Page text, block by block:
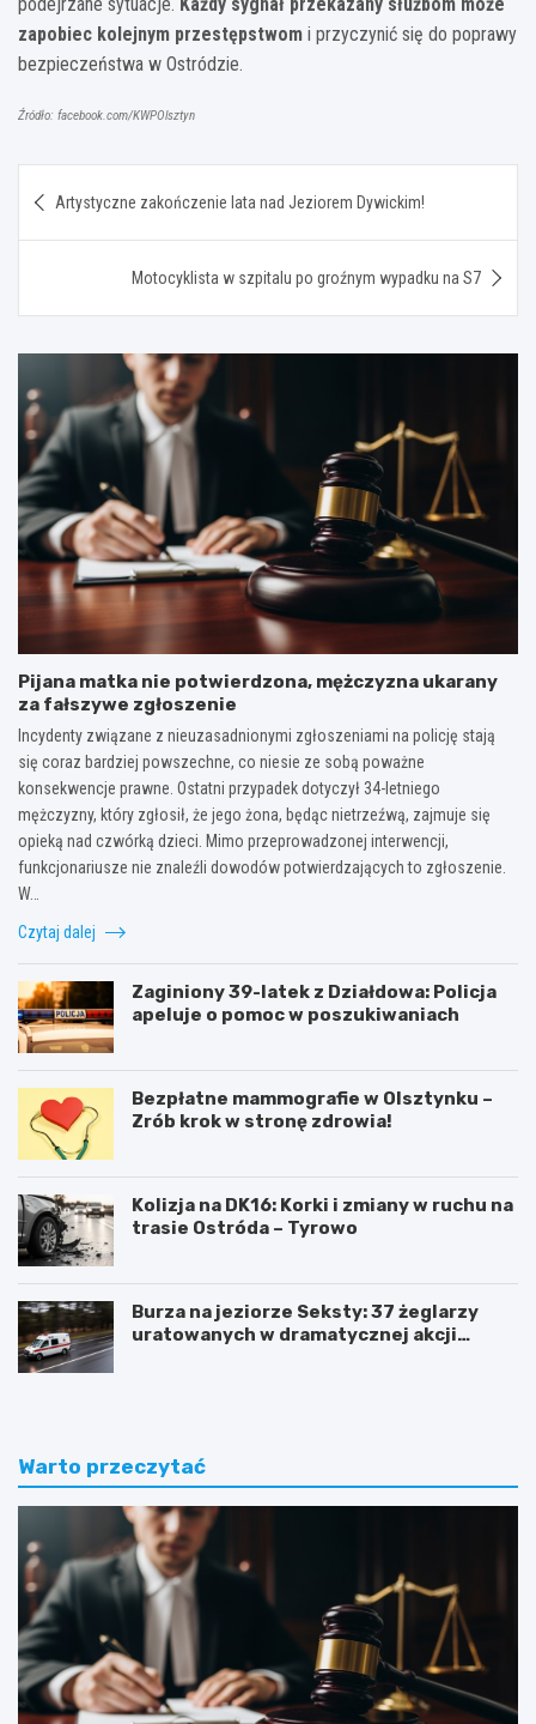
zapobiec kolejnym przestępstwom i przyczynić się do poprawy
bezpieczeństwa w Ostródzie.
Źródło: facebook.com/KWPOlsztyn
wpisu
Artystyczne zakończenie lata nad Jeziorem Dywickim!
Motocyklista w szpitalu po groźnym wypadku na S7
Pijana matka nie potwierdzona, mężczyzna ukarany
za fałszywe zgłoszenie
Incydenty związane z nieuzasadnionymi zgłoszeniami na policję stają
się coraz bardziej powszechne, co niesie ze sobą poważne
konsekwencje prawne. Ostatni przypadek dotyczył 34-letniego
mężczyzny, który zgłosił, że jego żona, będąc nietrzeźwą, zajmuje się
opieką nad czwórką dzieci. Mimo przeprowadzonej interwencji,
funkcjonariusze nie znaleźli dowodów potwierdzających to zgłoszenie.
W…
Czytaj dalej
Zaginiony 39-latek z Działdowa: Policja
apeluje o pomoc w poszukiwaniach
Bezpłatne mammografie w Olsztynku –
Zrób krok w stronę zdrowia!
Kolizja na DK16: Korki i zmiany w ruchu na
trasie Ostróda – Tyrowo
Burza na jeziorze Seksty: 37 żeglarzy
uratowanych w dramatycznej akcji
Warto przeczytać